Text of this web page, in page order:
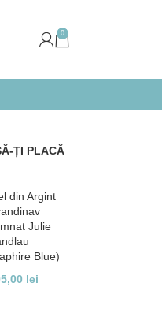
0
ȚI PLACĂ
din Argint
Julie
Blue)
lei